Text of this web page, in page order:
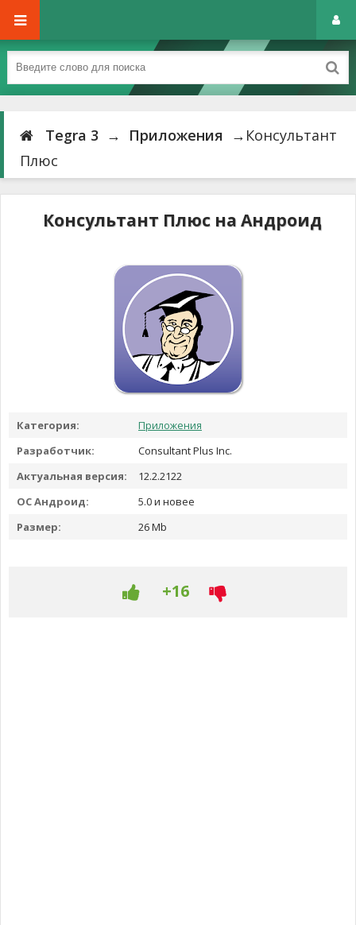
Tegra 3 → Приложения →Консультант
Плюс
Консультант Плюс на Андроид
Категория:
Приложения
Разработчик:
Consultant Plus Inc.
Актуальная версия:
12.2.2122
ОС Андроид:
5.0 и новее
Размер:
26 Mb
+16